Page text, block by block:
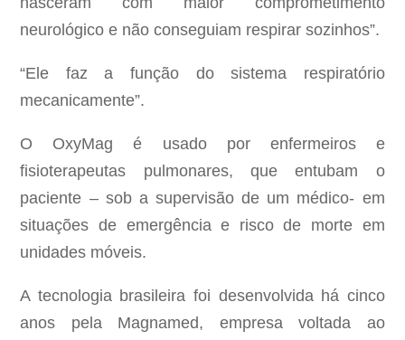
neurológico e não conseguiam respirar sozinhos”.
“Ele faz a função do sistema respiratório
mecanicamente”.
O OxyMag é usado por enfermeiros e
fisioterapeutas pulmonares, que entubam o
paciente – sob a supervisão de um médico- em
situações de emergência e risco de morte em
unidades móveis.
A tecnologia brasileira foi desenvolvida há cinco
anos pela Magnamed, empresa voltada ao